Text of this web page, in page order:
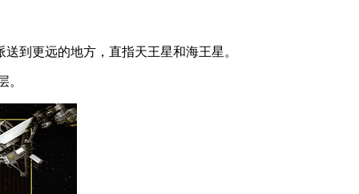
到更远的地方，直指天王星和海王星。
。